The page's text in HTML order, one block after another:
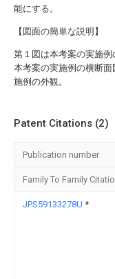
能にする。
【図面の簡単な説明】
第１図は本考案の実施
本考案の実施例の横断
施例の外観。
Patent Citations (2)
Publication number
Family To Family
JPS59133278U *